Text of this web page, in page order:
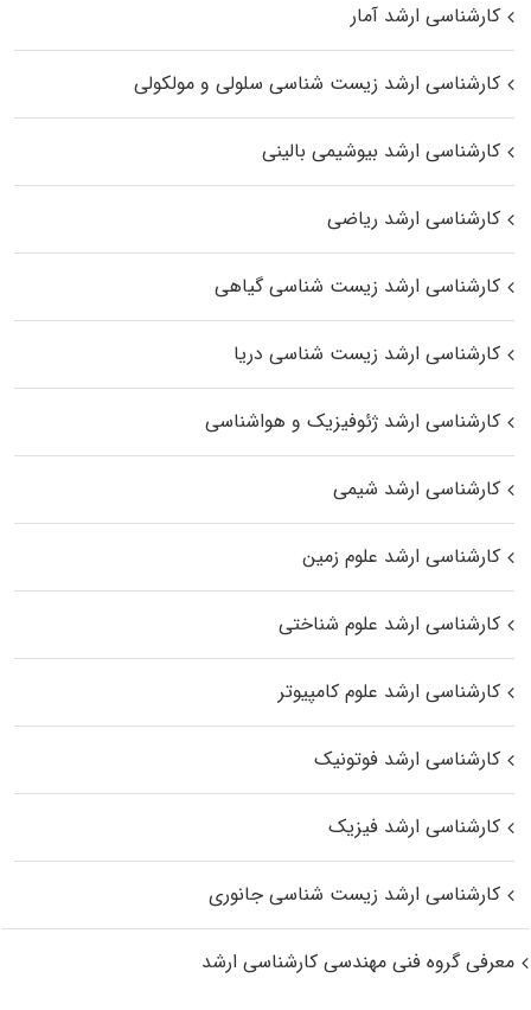
کارشناسی ارشد آمار
کارشناسی ارشد زیست شناسی سلولی و مولکولی
کارشناسی ارشد بیوشیمی بالینی
کارشناسی ارشد ریاضی
کارشناسی ارشد زیست‌ شناسی گیاهی
کارشناسی ارشد زیست‌ شناسی دریا
کارشناسی ارشد ژئوفیزیک و هواشناسی
کارشناسی ارشد شیمی
کارشناسی ارشد علوم زمین
کارشناسی ارشد علوم شناختی
کارشناسی ارشد علوم کامپیوتر
کارشناسی ارشد فوتونیک
کارشناسی ارشد فیزیک
کارشناسی ارشد زیست‌ شناسی جانوری
معرفی گروه فنی مهندسی کارشناسی ارشد